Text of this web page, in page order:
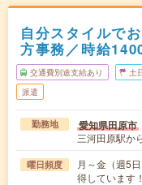
自分スタイルで
方事務／時給
交通費別途支給あり 土
派遣
勤務地 愛知県田原市
三河田原駅か
曜日頻度
月～金（週5
得しています！